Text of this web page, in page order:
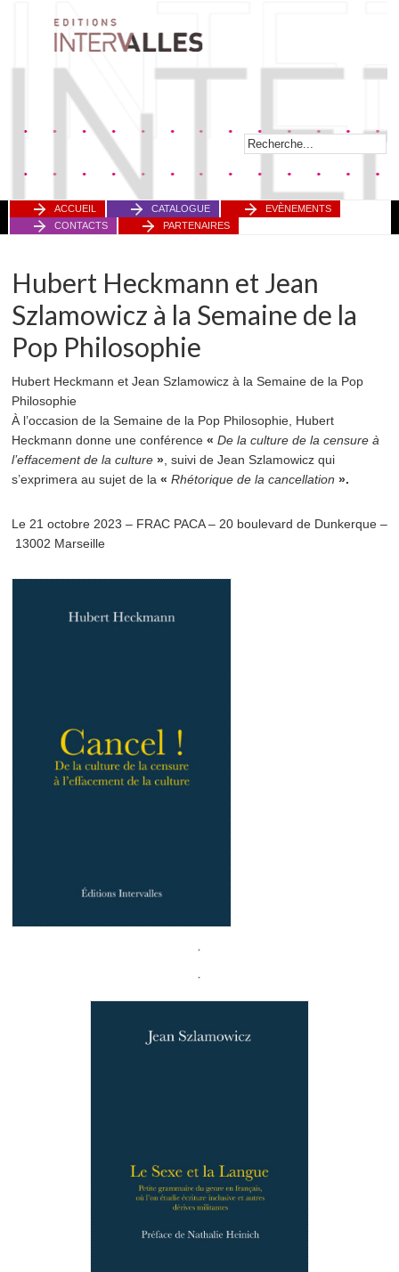
ACCUEIL CATALOGUE
EVÈNEMENTS
CONTACTS
PARTENAIRES
Hubert Heckmann et Jean
Szlamowicz à la Semaine de la
Pop Philosophie
Hubert Heckmann et Jean Szlamowicz à la Semaine de la Pop
Philosophie
À l’occasion de la Semaine de la Pop Philosophie, Hubert
Heckmann donne une conférence « De la culture de la censure à
l’effacement de la culture », suivi de Jean Szlamowicz qui
s’exprimera au sujet de la « Rhétorique de la cancellation ».
Le 21 octobre 2023 – FRAC PACA – 20 boulevard de Dunkerque –
13002 Marseille